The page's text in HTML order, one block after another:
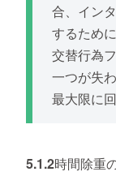
合、イン
するため
交替行為
一つが失
最大限に
5.1.2時間除重